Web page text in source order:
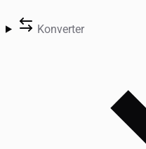
Konverter